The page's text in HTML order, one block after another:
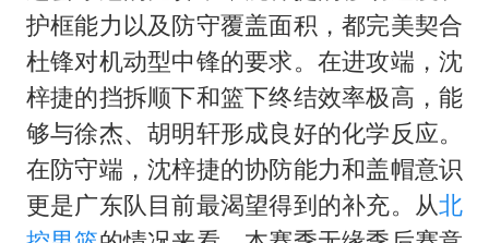
护框能力以及防守覆盖面积，都完美契合
杜锋对机动型中锋的要求。在进攻端，沈
梓捷的挡拆顺下和篮下终结效率极高，能
够与徐杰、胡明轩形成良好的化学反应。
在防守端，沈梓捷的协防能力和盖帽意识
更是广东队目前最渴望得到的补充。从北